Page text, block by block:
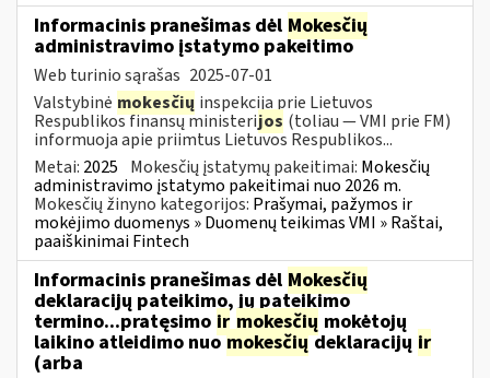
Informacinis pranešimas dėl Mokesčių
administravimo įstatymo pakeitimo
Web turinio sąrašas 2025-07-01
Valstybinė mokesčių inspekcija prie Lietuvos
Respublikos finansų ministerijos (toliau — VMI prie FM)
informuoja apie priimtus Lietuvos Respublikos...
Metai: 2025 Mokesčių įstatymų pakeitimai: Mokesčių
administravimo įstatymo pakeitimai nuo 2026 m.
Mokesčių žinyno kategorijos: Prašymai, pažymos ir
mokėjimo duomenys » Duomenų teikimas VMI » Raštai,
paaiškinimai Fintech
Informacinis pranešimas dėl Mokesčių
deklaracijų pateikimo, jų pateikimo
termino...pratęsimo ir mokesčių mokėtojų
laikino atleidimo nuomokesčiųdeklaracijų ir
(arba